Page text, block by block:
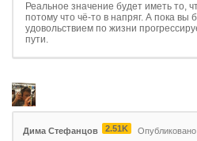
Реальное значение будет иметь то,
потому что чё-то в напряг. А пока вы
удовольствием по жизни
пути.
Дима Стефанцов 2.51K